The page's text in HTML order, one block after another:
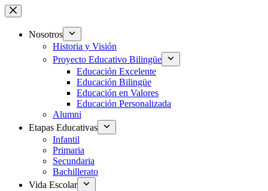
Saltar
al
contenidoNosotros
Historia y Visión
Proyecto Educativo Bilingüe
Educación Excelente
Educación Bilingüe
Educación en Valores
Educación Personalizada
Alumni
Etapas Educativas
Infantil
Primaria
Secundaria
Bachillerato
Vida Escolar